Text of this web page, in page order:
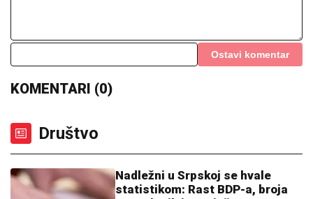
Ostavi komentar
KOMENTARI (0)
Društvo
Nadležni u Srpskoj se hvale
statistikom: Rast BDP-a, broja